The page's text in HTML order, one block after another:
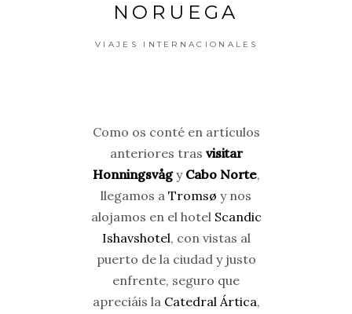
NORUEGA
VIAJES INTERNACIONALES
Como os conté en artículos
anteriores tras visitar
Honningsvåg y Cabo Norte,
llegamos a Tromsø y nos
alojamos en el hotel Scandic
Ishavshotel, con vistas al
puerto de la ciudad y justo
enfrente, seguro que
apreciáis la Catedral Ártica,